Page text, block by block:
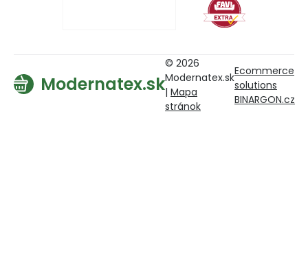
Modernatex.sk
© 2026
Modernatex.sk
| Mapa
stránok
Ecommerce
solutions
BINARGON.cz